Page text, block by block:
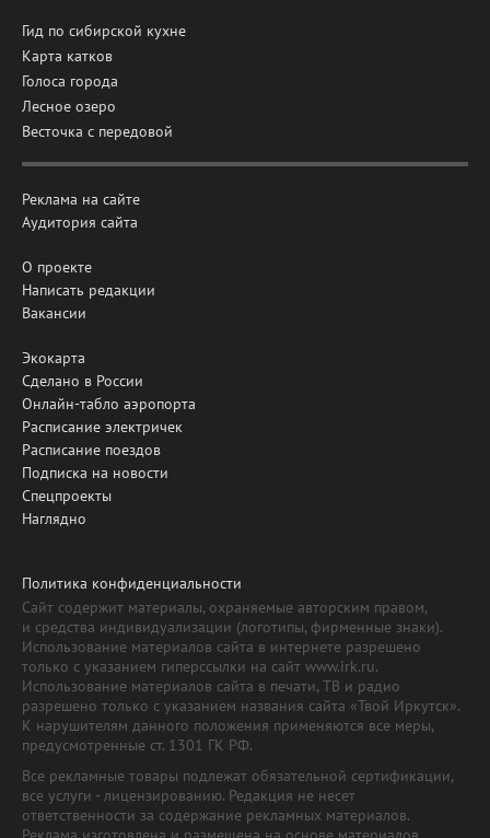
Гид по сибирской кухне
Карта катков
Голоса города
Лесное озеро
Весточка с передовой
Реклама на сайте
Аудитория сайта
О проекте
Написать редакции
Вакансии
Экокарта
Сделано в России
Онлайн-табло аэропорта
Расписание электричек
Расписание поездов
Подписка на новости
Спецпроекты
Наглядно
Политика конфиденциальности
Сайт содержит материалы, охраняемые авторским правом,
и средства индивидуализации (логотипы, фирменные знаки).
Использование материалов сайта в интернете разрешено
только с указанием гиперссылки на сайт www.irk.ru.
Использование материалов сайта в печати, ТВ и радио
разрешено только с указанием названия сайта «Твой Иркутск».
К нарушителям данного положения применяются все меры,
предусмотренные ст. 1301 ГК РФ.
Все рекламные товары подлежат обязательной сертификации,
все услуги - лицензированию. Редакция не несет
ответственности за содержание рекламных материалов.